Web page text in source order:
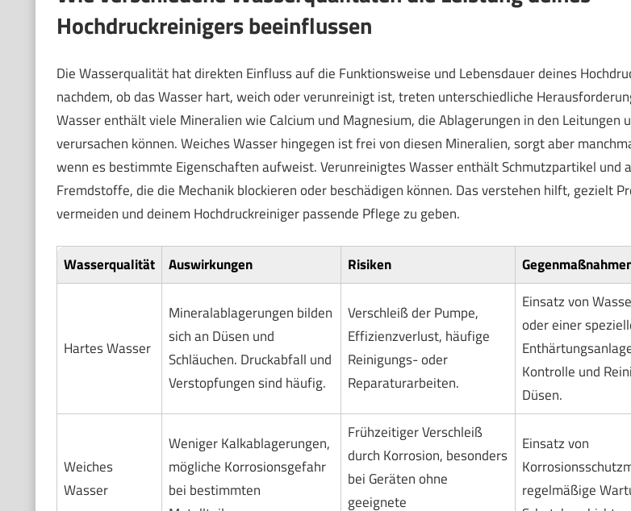
Hochdruckreinigers beeinflussen
Die Wasserqualität hat direkten Einfluss auf die Funktionsweise und Lebensdauer deines
nachdem, ob das Wasser hart, weich oder verunreinigt ist, treten unterschiedliche
Wasser enthält viele Mineralien wie Calcium und Magnesium, die Ablagerungen in den Leitungen
verursachen können. Weiches Wasser hingegen ist frei von diesen Mineralien, sorgt aber
wenn es bestimmte Eigenschaften aufweist. Verunreinigtes Wasser enthält Schmutzpartikel und
Fremdstoffe, die die Mechanik blockieren oder beschädigen können. Das verstehen hilft, gezielt
vermeiden und deinem Hochdruckreiniger passende Pflege zu geben.
Wasserqualität Auswirkungen Risiken
Hartes Wasser
Mineralablagerungen bilden
sich an Düsen und
Schläuchen. Druckabfall und
Verstopfungen sind häufig.
Verschleiß der Pumpe,
Effizienzverlust, häufige
Reinigungs- oder
Reparaturarbeiten.
Einsatz von
oder einer
Kontrolle und
Düsen.
Weiches
Wasser
Weniger Kalkablagerungen,
mögliche Korrosionsgefahr
bei bestimmten
Frühzeitiger Verschleiß
durch Korrosion, besonders
bei Geräten ohne
geeignete
Einsatz von
regelmäßige